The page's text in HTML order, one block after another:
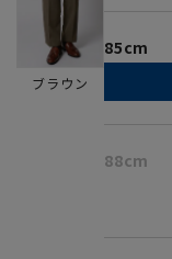
ブラウン
85cm
88cm